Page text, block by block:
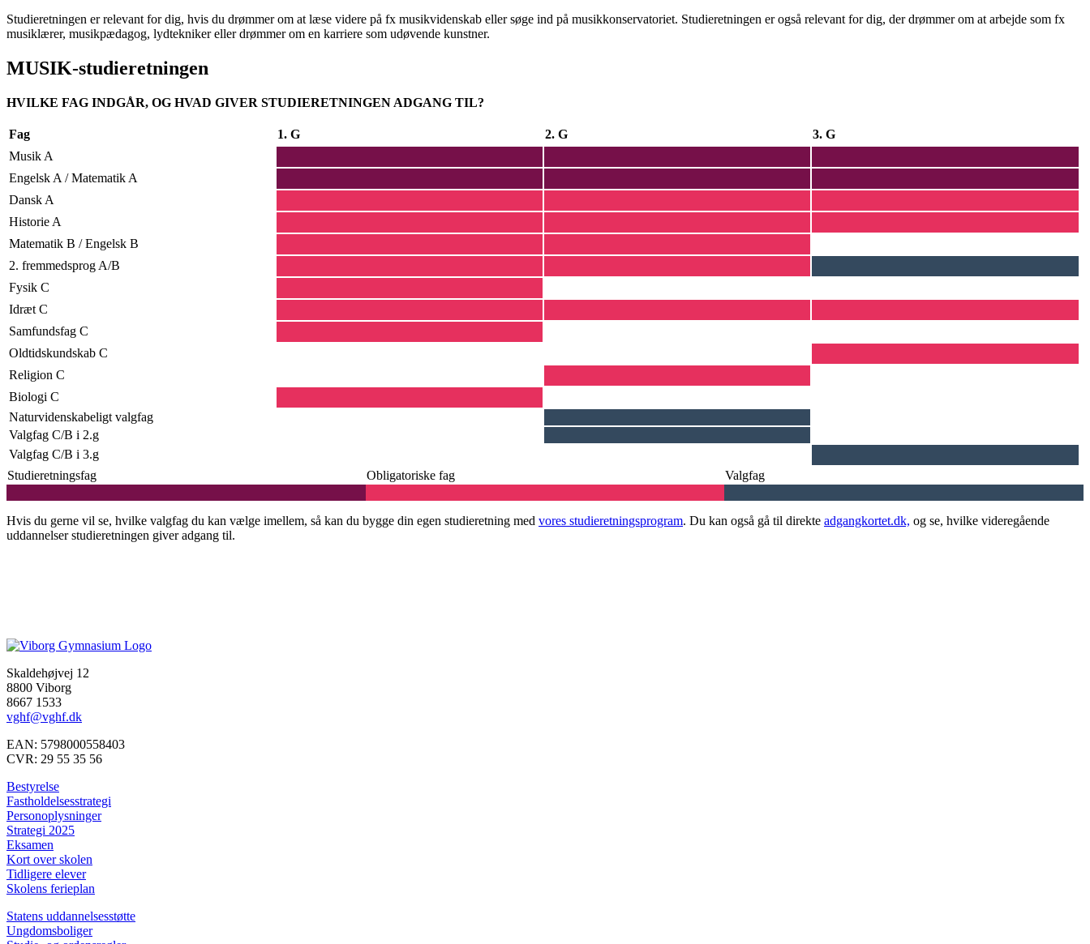
Studieretningen er relevant for dig, hvis du drømmer om at læse videre på fx musikvidenskab eller søge ind på musikkonservatoriet. Studieretningen er også relevant for dig, der drømmer om at arbejde som fx
musiklærer, musikpædagog, lydtekniker eller drømmer om en karriere som udøvende kunstner.
MUSIK-studieretningen
HVILKE FAG INDGÅR, OG HVAD GIVER STUDIERETNINGEN ADGANG TIL?
Fag 1. G 2. G
3. G
Musik A
Engelsk A / Matematik A
Dansk A
Historie A
Matematik B / Engelsk B
2. fremmedsprog A/B
Fysik C
Idræt C
Samfundsfag C
Oldtidskundskab C
Religion C
Biologi C
Naturvidenskabeligt valgfag
Valgfag C/B i 2.g
Valgfag C/B i 3.g
Studieretningsfag
Obligatoriske fag Valgfag
Hvis du gerne vil se, hvilke valgfag du kan vælge imellem, så kan du bygge din egen studieretning med vores studieretningsprogram. Du kan også gå til direkte adgangkortet.dk, og se, hvilke videregående
uddannelser studieretningen giver adgang til.
Skaldehøjvej 12
8800 Viborg
8667 1533
vghf@vghf.dk
EAN: 5798000558403
CVR: 29 55 35 56
Bestyrelse
Fastholdelsesstrategi
Personoplysninger
Strategi 2025
Eksamen
Kort over skolen
Tidligere elever
Skolens ferieplan
Statens uddannelsesstøtte
Ungdomsboliger